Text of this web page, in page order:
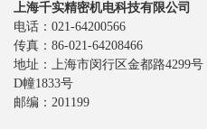
上海千实精密机电科技有限公司
电话：021-64200566
传真：86-021-64208466
地址：上海市闵行区金都路4299号
D幢1833号
邮编：201199